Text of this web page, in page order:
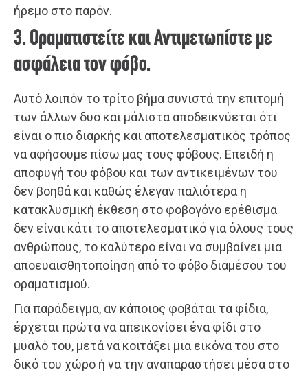
ήρεμο στο παρόν.
3. Οραματιστείτε και Αντιμετωπίστε με
ασφάλεια τον φόβο.
Αυτό λοιπόν το τρίτο βήμα συνιστά την επιτομή
των άλλων δυο και μάλιστα αποδεικνύεται ότι
είναι ο πιο διαρκής και αποτελεσματικός τρόπος
να αφήσουμε πίσω μας τους φόβους. Επειδή η
αποφυγή του φόβου και των αντικειμένων του
δεν βοηθά και καθώς έλεγαν παλιότερα η
κατακλυσμική έκθεση στο φοβογόνο ερέθισμα
δεν είναι κάτι το αποτελεσματικό για όλους τους
ανθρώπους, το καλύτερο είναι να συμβαίνει μια
αποευαισθητοποίηση από το φόβο διαμέσου του
οραματισμού.
Για παράδειγμα, αν κάποιος φοβάται τα φίδια,
έρχεται πρώτα να απεικονίσει ένα φίδι στο
μυαλό του, μετά να κοιτάξει μια εικόνα του στο
δικό του χώρο ή να την αναπαραστήσει μέσα στο